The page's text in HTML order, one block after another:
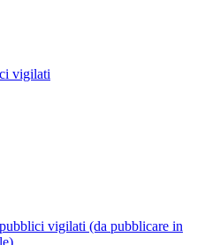
vigilati
vigilati (da pubblicare in